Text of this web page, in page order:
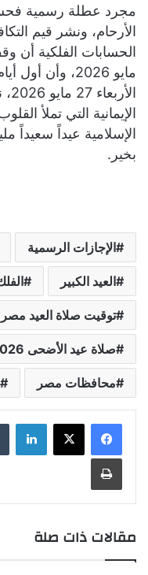
مجرد عطلة رسمية
الأرحام، ونشر قيم
مايو 2026،
الإيمانية التي تملأ
الإسلامية عيداً سعيداً
بخير.
الإجازات الرسمية
العيد الكبير
توقيت صلاة العيد مصر
صلاة عيد الأضحى 2026
محافظات مصر
طباعة
مقالات ذات صلة